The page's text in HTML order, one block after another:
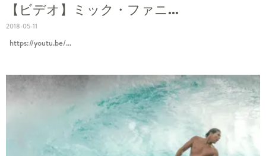
【ビデオ】ミック・ファニ...
2018-05-11
https://youtu.be/...